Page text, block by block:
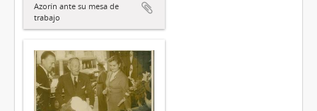
Azorín ante su mesa de
trabajo